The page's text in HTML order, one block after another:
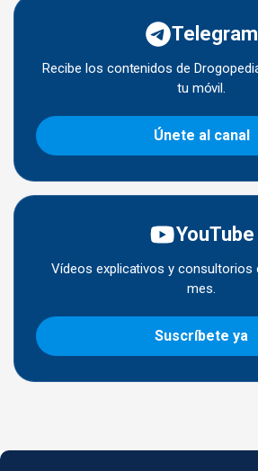
Telegram
Recibe los contenidos de
tu móvil.
Únete al canal
YouTube
Vídeos explicativos y consultorios
mes.
Suscríbete ya